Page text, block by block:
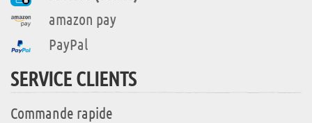
amazon pay
PayPal
SERVICE CLIENTS
Commande rapide